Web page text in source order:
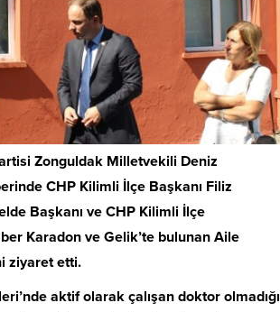
Zonguldak Milletvekili Deniz
CHP Kilimli İlçe Başkanı Filiz
Başkanı ve CHP Kilimli İlçe
Karadon ve Gelik’te bulunan Aile
ziyaret etti.
aktif olarak çalışan doktor olmadığı